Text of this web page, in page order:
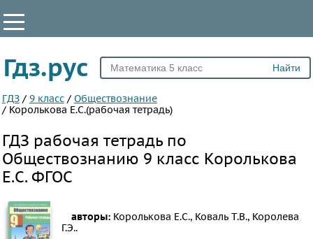
Все
5
6
7
8
9
11
Гдз.рус
ГДЗ / 9 класс / Обществознание
/ Королькова Е.С.(рабочая тетрадь)
ГДЗ рабочая тетрадь по
Обществознанию 9 класс Королькова
Е.С. ФГОС
авторы: Королькова Е.С., Коваль Т.В., Королева
Г.Э..